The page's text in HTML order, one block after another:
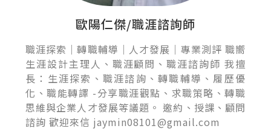
歐陽仁傑/職涯諮詢師
職涯探索｜轉職輔導｜人才發展｜專業測評 職嚮
生涯設計主理人、職涯顧問、職涯諮詢師 我擅
長：生涯探索、職涯諮詢、轉職輔導、履歷優
化、職能轉譯 -分享職涯觀點、求職策略、轉職
思維與企業人才發展等議題。 邀約、授課、顧問
諮詢 歡迎來信 jaymin08101@gmail.com